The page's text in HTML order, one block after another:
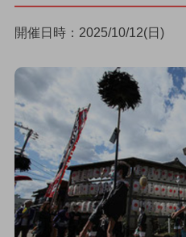
開催日時：2025/10/12(日)